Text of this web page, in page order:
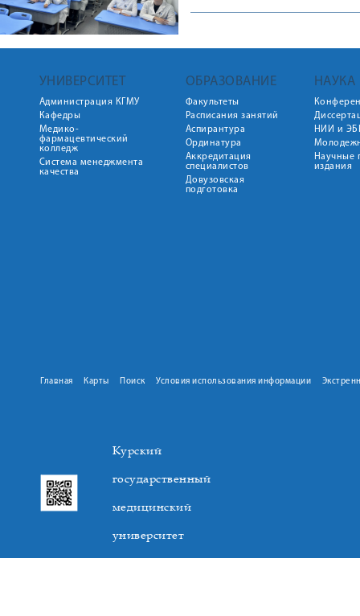
УНИВЕРСИТЕТ
Администрация КГМУ
Кафедры
Медико-
фармацевтический
колледж
Система менеджмента
качества
ОБРАЗОВАНИЕ
Факультеты
Расписания занятий
Аспирантура
Ординатура
Аккредитация
специалистов
Довузовская
подготовка
НАУКА
НИИ и
Научные
издания
Главная Карты Поиск Условия использования информации
Курский
государственный
медицинский
университет